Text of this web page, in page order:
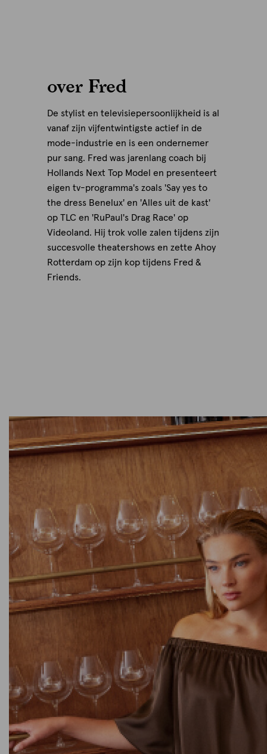
over Fred
De stylist en televisiepersoonlijkheid is al
vanaf zijn vijfentwintigste actief in de
mode-industrie en is een ondernemer
pur sang. Fred was jarenlang coach bij
Hollands Next Top Model en presenteert
eigen tv-programma's zoals 'Say yes to
the dress Benelux' en 'Alles uit de kast'
op TLC en 'RuPaul's Drag Race' op
Videoland. Hij trok volle zalen tijdens zijn
succesvolle theatershows en zette Ahoy
Rotterdam op zijn kop tijdens Fred &
Friends.